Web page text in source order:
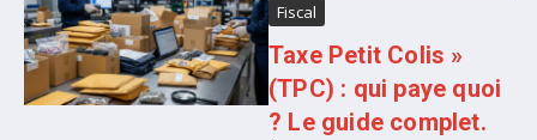
Fiscal
Taxe Petit Colis »
(TPC) : qui paye quoi
? Le guide complet.